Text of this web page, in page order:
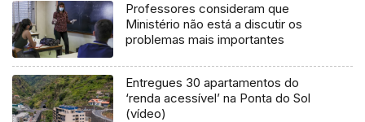
Professores consideram que
Ministério não está a discutir os
problemas mais importantes
Entregues 30 apartamentos do
‘renda acessível’ na Ponta do Sol
(vídeo)